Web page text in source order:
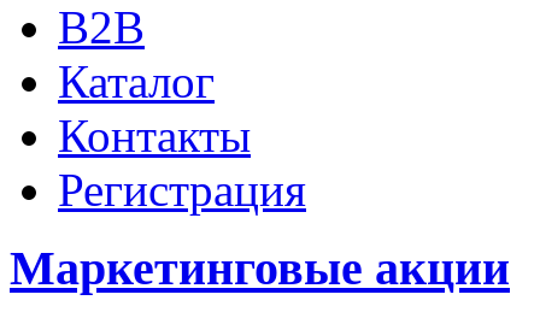
B2B
Каталог
Контакты
Регистрация
Маркетинговые акции